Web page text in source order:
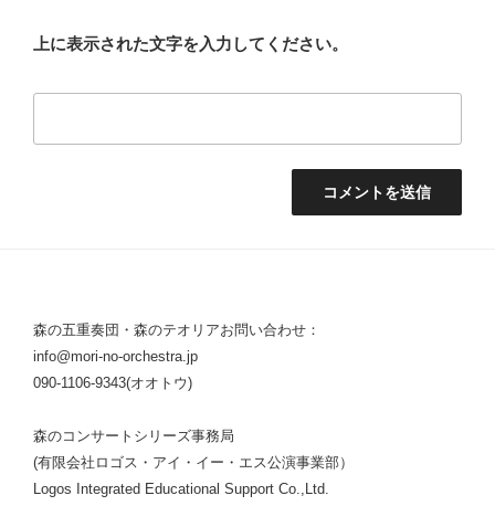
上に表示された文字を入力してください。
森の五重奏団・森のテオリアお問い合わせ：
info@mori-no-orchestra.jp
090-1106-9343(オオトウ)
森のコンサートシリーズ事務局
(有限会社ロゴス・アイ・イー・エス公演事業部）
Logos Integrated Educational Support Co.,Ltd.